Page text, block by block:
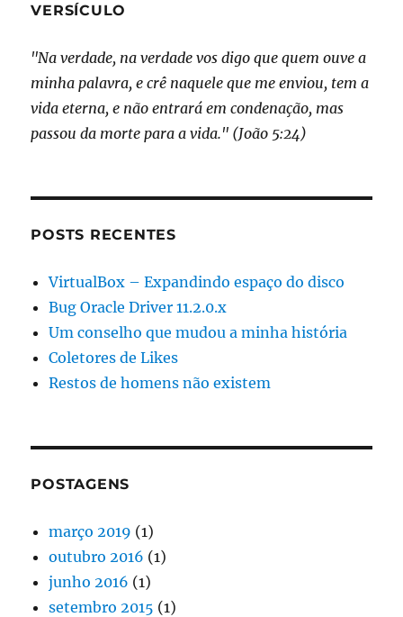
VERSÍCULO
"Na verdade, na verdade vos digo que quem ouve a
minha palavra, e crê naquele que me enviou, tem a
vida eterna, e não entrará em condenação, mas
passou da morte para a vida." (João 5:24)
POSTS RECENTES
VirtualBox – Expandindo espaço do disco
Bug Oracle Driver 11.2.0.x
Um conselho que mudou a minha história
Coletores de Likes
Restos de homens não existem
POSTAGENS
março 2019 (1)
outubro 2016 (1)
junho 2016 (1)
setembro 2015 (1)